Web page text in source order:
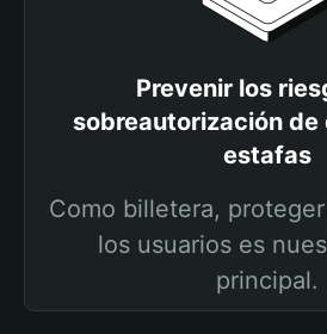
Prevenir los
sobreautorización de
estafas
Como billetera,
los usuarios es
principal.